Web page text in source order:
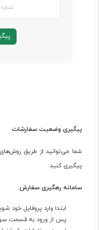
پیگیری وضعیت سفارشات
شما می‌توانید از طریق
پیگیری کنید:
سامانه رهگیری سفارش:
ابتدا وارد پروفایل خود
پس از ورود به قسمت